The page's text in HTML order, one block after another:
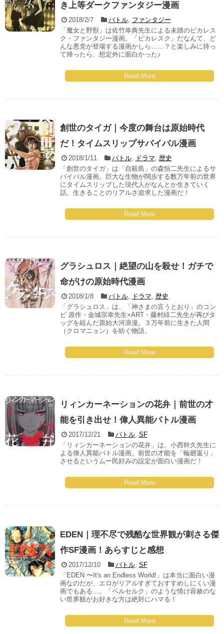
き上等ダークファンタジー漫画
2018/2/7 バトル, ファンタジー
「魔女と野獣」は佐竹幸典先生による未踏のピカレス
ク・ファンタジー漫画。「ピカレスク」だなんて、ど
んな悪党が登場する漫画かしら……？と楽しみに持っ
て帰ったら、想定外に面白かった♪
Read More
創世のタイガ｜今度の舞台は原始時代
だ！タイムスリップサバイバル漫画
2018/1/11 バトル, ドラマ, 歴史
「創世のタイガ」は「自殺島」の森恒二先生によるサ
バイバル漫画。巨大な生物が闊歩する数万年前の世界
にタイムスリップした現代人がなんとか生きていく
話。生きることのリアルさ追求した漫画だ！
Read More
グラシュロス｜絶望の山を殺せ！ガチで
命がけの原始時代漫画
2018/1/8 バトル, ドラマ, 歴史
「グラシュロス」は、「神さまの言うとおり」のコン
ビ 原作・金城宗幸先生×ART・藤村緋二先生が再びタ
ッグを組んだ原始大河浪漫。３万年前に生きた人間
（クロマニョン）を紡ぐ物語。
Read More
リィンカーネーションの花弁｜前世の才
能を引き出せ！偉人異能バトル漫画
2017/12/21 バトル, SF
「リィンカーネーションの花弁」は、小西幹久先生に
よる偉人異能バトル漫画。前世の才能を「輪廻返り」
させるというムー民好みの設定が面白い漫画だ！
Read More
EDEN｜理不尽で残酷な世界観が刺さる傑
作SF漫画！あらすじと感想
2017/12/10 バトル, SF
「EDEN 〜It's an Endless World!」は本当に面白い漫
画なのだが、エロがリアルすぎておすすめしにくい漫
画でもある…。「ベルセルク」のような情け容赦のな
い世界観がお好きな方は絶対にハマる！
Read More